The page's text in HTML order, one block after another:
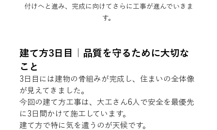
付けへと進み、完成に向けてさらに工事が進んでいきま
す。
建て方3日目｜品質を守るために大切な
こと
3日目には建物の骨組みが完成し、住まいの全体像
が見えてきました。
今回の建て方工事は、大工さん6人で安全を最優先
に3日間かけて施工しています。
建て方で特に気を遣うのが天候です。